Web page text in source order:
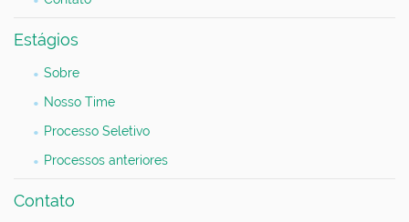
Estágios
Sobre
Nosso Time
Processo Seletivo
Processos anteriores
Contato